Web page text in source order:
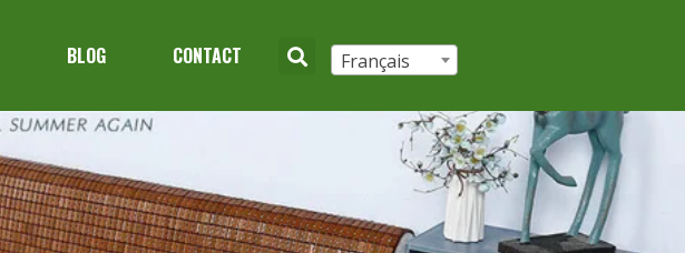
BLOG CONTACT Français